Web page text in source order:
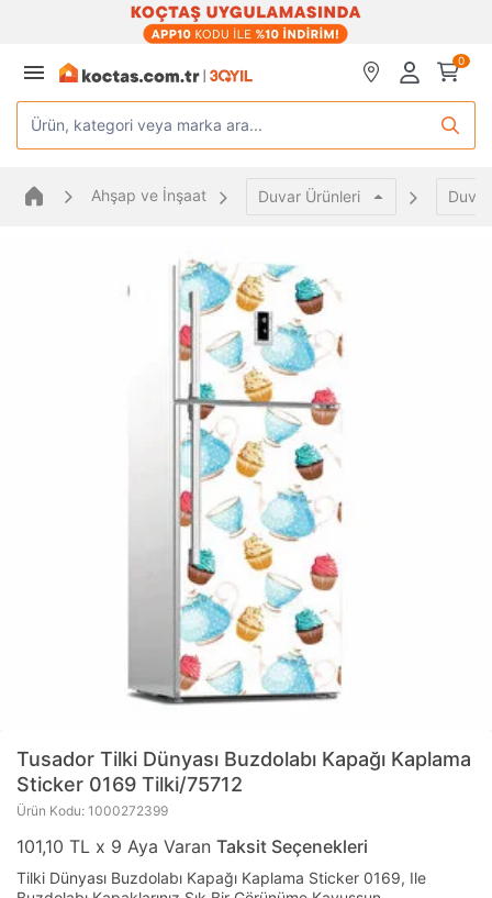
0
Ürün, kategori veya marka ara...
Ahşap ve İnşaat Duvar Ürünleri Duvar
Tusador Tilki Dünyası Buzdolabı Kapağı Kaplama
Sticker 0169 Tilki/75712
Ürün Kodu: 1000272399
101,10 TL x 9 Aya Varan Taksit Seçenekleri
Tilki Dünyası Buzdolabı Kapağı Kaplama Sticker 0169, Ile